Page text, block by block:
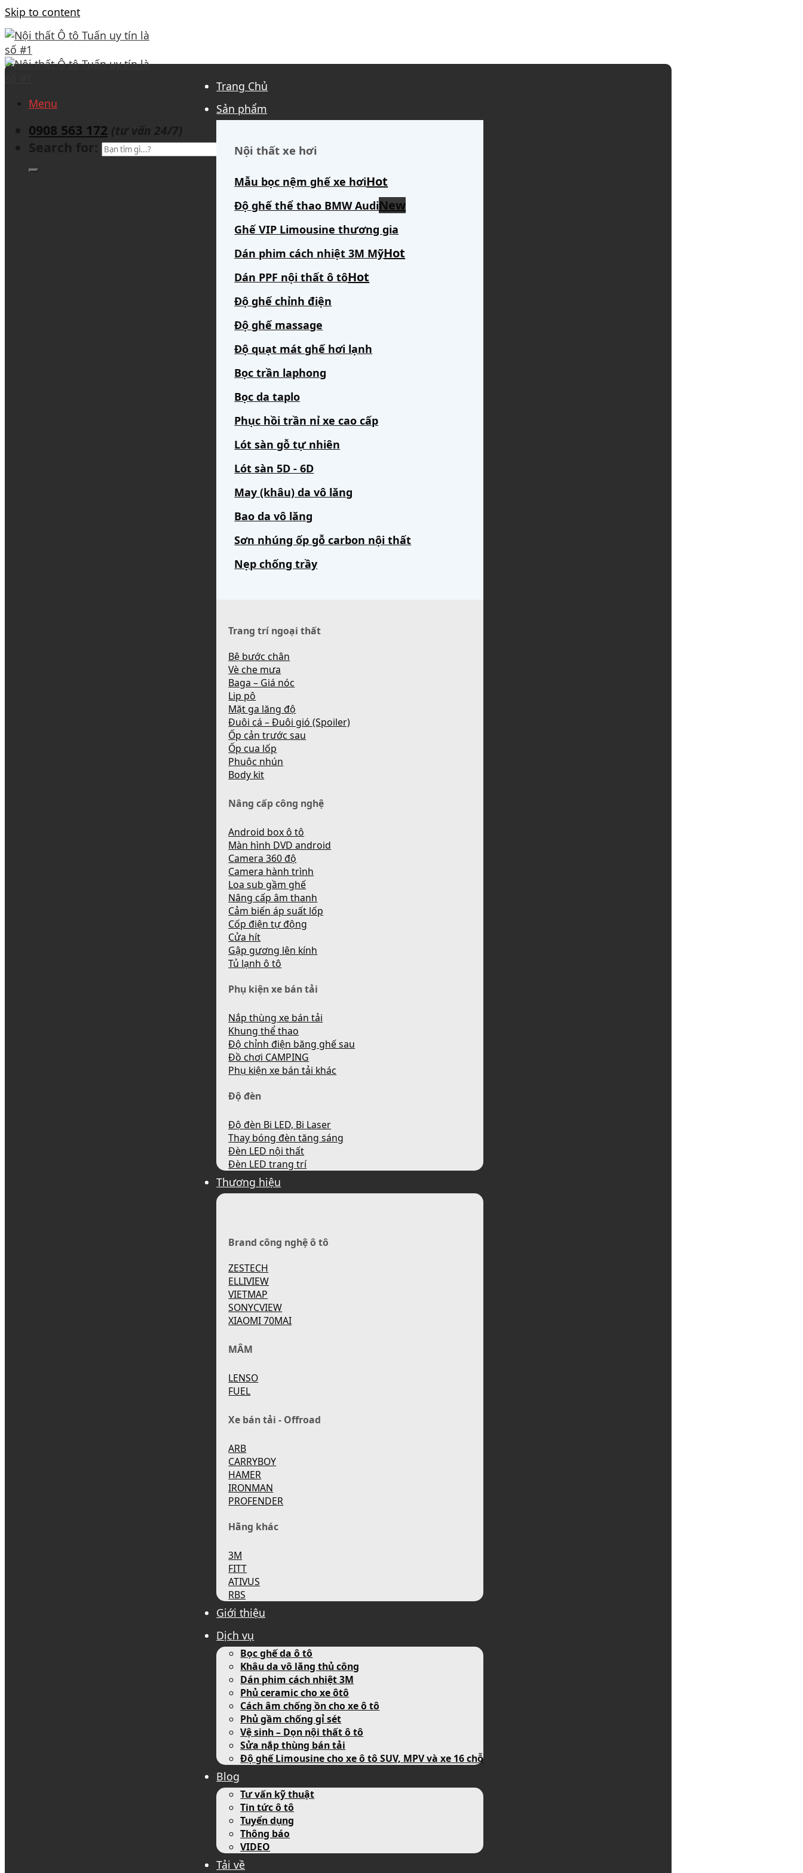
Skip to content
Menu
0908 563 172 (tư vấn 24/7)
Search for:
Trang Chủ
Sản phẩm
Nội thất xe hơi
Mẫu bọc nệm ghế xe hơi
Độ ghế thể thao BMW Audi
Ghế VIP Limousine thương gia
Dán phim cách nhiệt 3M Mỹ
Dán PPF nội thất ô tô
Độ ghế chỉnh điện
Độ ghế massage
Độ quạt mát ghế hơi lạnh
Bọc trần laphong
Bọc da taplo
Phục hồi trần nỉ xe cao cấp
Lót sàn gỗ tự nhiên
Lót sàn 5D - 6D
May (khâu) da vô lăng
Bao da vô lăng
Sơn nhúng ốp gỗ carbon nội thất
Nẹp chống trầy
Trang trí ngoại thất
Bệ bước chân
Vè che mưa
Baga – Giá nóc
Lip pô
Mặt ga lăng độ
Đuôi cá – Đuôi gió (Spoiler)
Ốp cản trước sau
Ốp cua lốp
Phuộc nhún
Body kit
Nâng cấp công nghệ
Android box ô tô
Màn hình DVD android
Camera 360 độ
Camera hành trình
Loa sub gầm ghế
Nâng cấp âm thanh
Cảm biến áp suất lốp
Cốp điện tự động
Cửa hít
Gập gương lên kính
Tủ lạnh ô tô
Phụ kiện xe bán tải
Nắp thùng xe bán tải
Khung thể thao
Độ chỉnh điện băng ghế sau
Đồ chơi CAMPING
Phụ kiện xe bán tải khác
Độ đèn
Độ đèn Bi LED, Bi Laser
Thay bóng đèn tăng sáng
Đèn LED nội thất
Đèn LED trang trí
Thương hiệu
Brand công nghệ ô tô
ZESTECH
ELLIVIEW
VIETMAP
SONYCVIEW
XIAOMI 70MAI
MÂM
LENSO
FUEL
Xe bán tải - Offroad
ARB
CARRYBOY
HAMER
IRONMAN
PROFENDER
Hãng khác
3M
FITT
ATIVUS
RBS
Giới thiệu
Dịch vụ
Bọc ghế da ô tô
Khâu da vô lăng thủ công
Dán phim cách nhiệt 3M
Phủ ceramic cho xe ôtô
Cách âm chống ồn cho xe ô tô
Phủ gầm chống gỉ sét
Vệ sinh – Dọn nội thất ô tô
Sửa nắp thùng bán tải
Độ ghế Limousine cho xe ô tô SUV, MPV và xe 16 chỗ
Blog
Tư vấn kỹ thuật
Tin tức ô tô
Tuyển dụng
Thông báo
VIDEO
Tải về